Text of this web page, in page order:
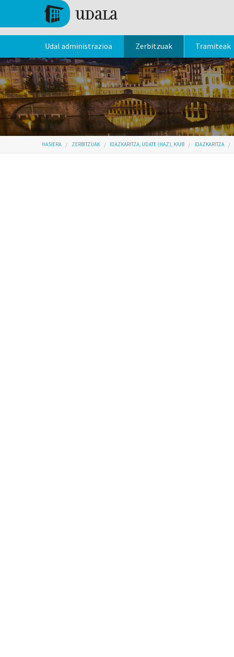
Skip to main content
Udal administrazioa Zerbitzuak Tramiteak
Hemen zaude
HASIERA ZERBITZUAK IDAZKARITZA, UDATE (HAZ), KIUB IDAZKARITZA